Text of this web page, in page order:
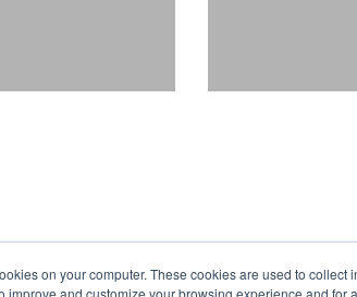
on your computer. These cookies are used to
improve and customize your browsing experience and